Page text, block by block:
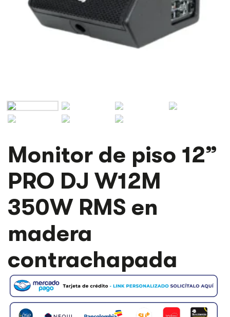
Monitor de piso 12”
PRO DJ W12M
350W RMS en
madera
contrachapada
MONITOR
PISO
12''
PRO
W12M
350W
MADERA
CONTRACHAPADA
CANTIDAD